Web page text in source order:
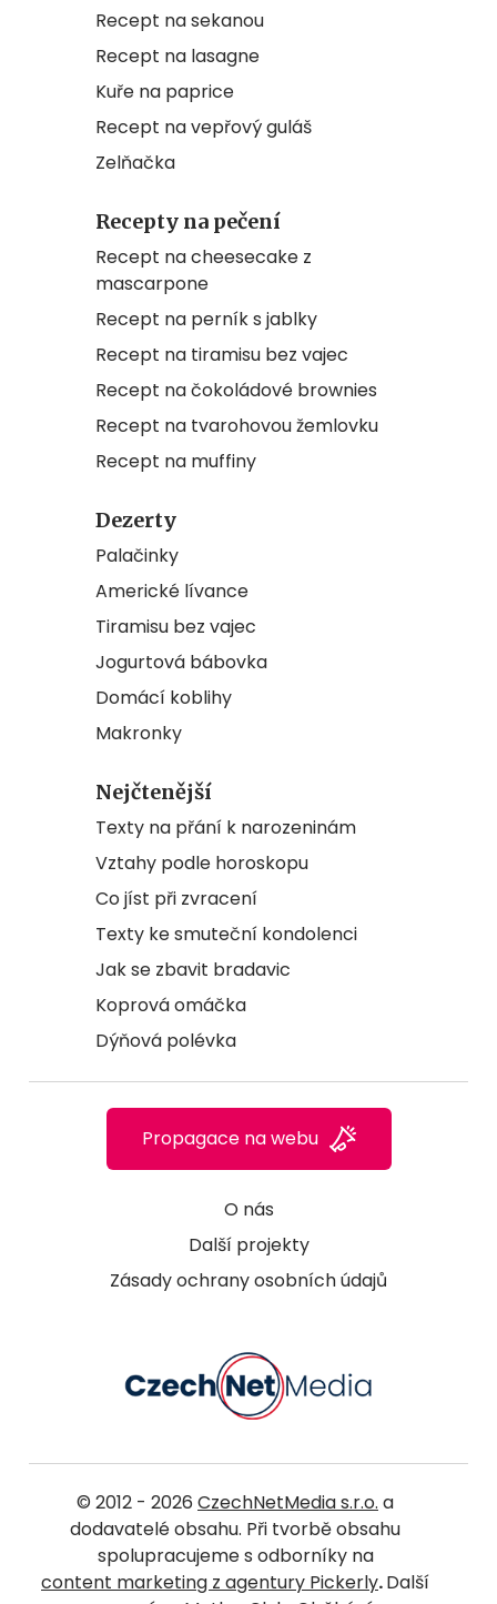
Recept na sekanou
Recept na lasagne
Kuře na paprice
Recept na vepřový guláš
Zelňačka
Recepty na pečení
Recept na cheesecake z
mascarpone
Recept na perník s jablky
Recept na tiramisu bez vajec
Recept na čokoládové brownies
Recept na tvarohovou žemlovku
Recept na muffiny
Dezerty
Palačinky
Americké lívance
Tiramisu bez vajec
Jogurtová bábovka
Domácí koblihy
Makronky
Nejčtenější
Texty na přání k narozeninám
Vztahy podle horoskopu
Co jíst při zvracení
Texty ke smuteční kondolenci
Jak se zbavit bradavic
Koprová omáčka
Dýňová polévka
O nás
Další projekty
Zásady ochrany osobních údajů
Propagace na webu
© 2012 - 2026 CzechNetMedia s.r.o. a
dodavatelé obsahu. Při tvorbě obsahu
spolupracujeme s odborníky na
content marketing z agentury Pickerly.Další